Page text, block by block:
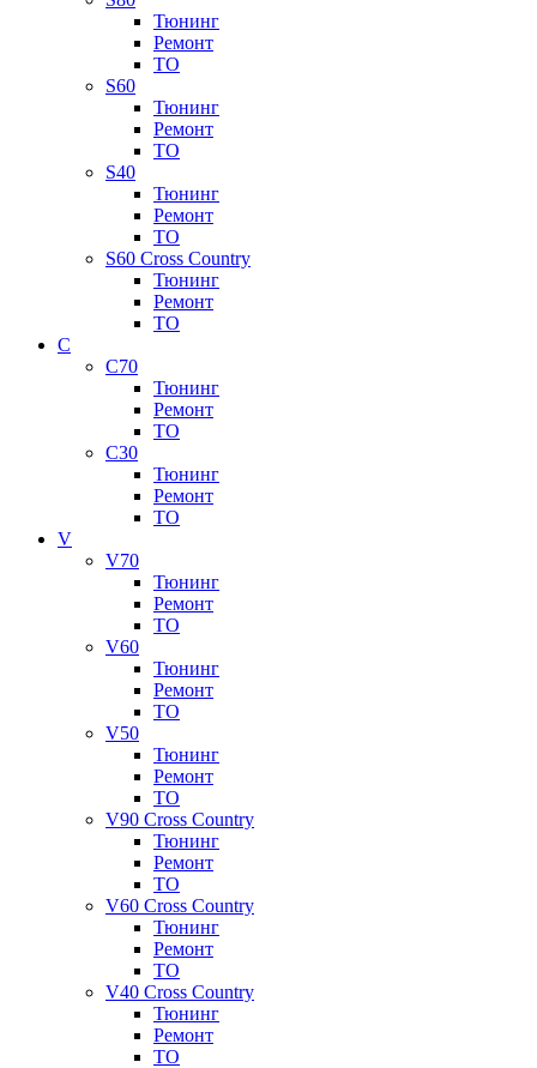
Тюнинг
Ремонт
ТО
S60
Тюнинг
Ремонт
ТО
S40
Тюнинг
Ремонт
ТО
S60 Cross Country
Тюнинг
Ремонт
ТО
C
C70
Тюнинг
Ремонт
ТО
C30
Тюнинг
Ремонт
ТО
V
V70
Тюнинг
Ремонт
ТО
V60
Тюнинг
Ремонт
ТО
V50
Тюнинг
Ремонт
ТО
V90 Cross Country
Тюнинг
Ремонт
ТО
V60 Cross Country
Тюнинг
Ремонт
ТО
V40 Cross Country
Тюнинг
Ремонт
ТО